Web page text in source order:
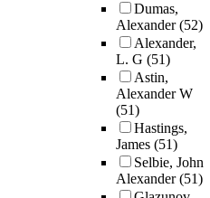
Dumas,
Alexander(52)
Alexander,
L. G (51)
Astin,
Alexander W
(51)
Hastings,
James (51)
Selbie, John
Alexander(51)